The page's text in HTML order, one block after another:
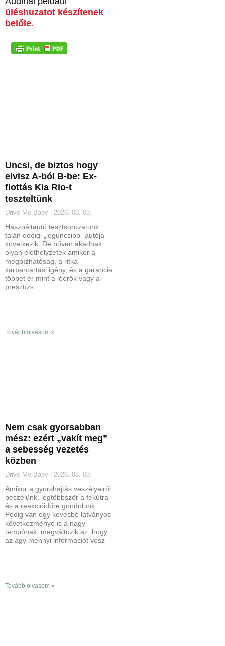
üléshuzatot készítenek
belőle.
Uncsi, de biztos hogy
elvisz A-ból B-be: Ex-
flottás Kia Rio-t
teszteltünk
Drive Me Baby 2026. 08. 09.
Használtautó tesztsorozatunk
talán eddigi „leguncsibb” autója
következik. De bőven akadnak
olyan élethelyzetek amikor a
megbízhatóság, a ritka
karbantartási igény, és a garancia
többet ér mint a lóerők vagy a
presztízs.
Tovább olvasom »
Nem csak gyorsabban
mész: ezért „vakít meg”
a sebesség vezetés
közben
Drive Me Baby 2026. 08. 09.
Amikor a gyorshajtás veszélyeiről
beszélünk, legtöbbször a fékútra
és a reakcióidőre gondolunk.
Pedig van egy kevésbé látványos
következménye is a nagy
tempónak: megváltozik az, hogy
az agy mennyi információt vesz
Tovább olvasom »